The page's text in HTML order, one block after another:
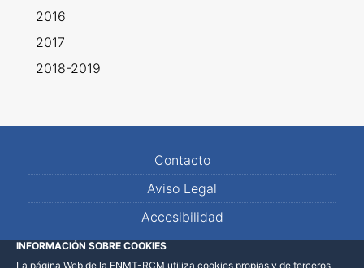
2016
2017
2018-2019
Contacto
Aviso Legal
Accesibilidad
Mapa Web
INFORMACIÓN SOBRE COOKIES
La página Web de la FNMT-RCM utiliza cookies propias y de terceros